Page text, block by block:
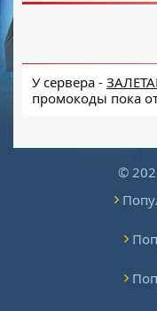
У сервера -
промокоды пока
©